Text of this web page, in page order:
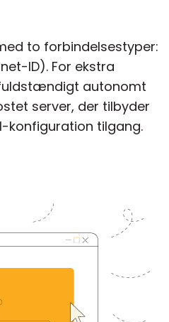
to forbindelsestyper:
ID). For ekstra
autonomt
server, der tilbyder
konfiguration tilgang.